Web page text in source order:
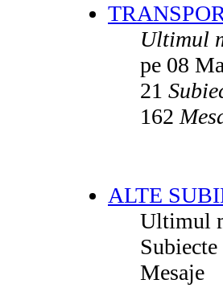
Ultimul
pe 08
21
162
ALTE
Ultimul
Subiecte
Mesaje